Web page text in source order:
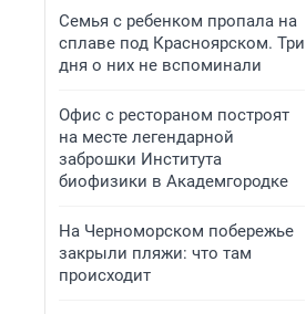
Семья с ребенком пропала на
сплаве под Красноярском. Три
дня о них не вспоминали
Офис с рестораном построят
на месте легендарной
заброшки Института
биофизики в Академгородке
На Черноморском побережье
закрыли пляжи: что там
происходит